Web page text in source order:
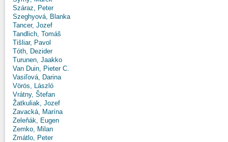
Száraz, Peter
Szeghyová, Blanka
Tancer, Jozef
Tandlich, Tomáš
Tišliar, Pavol
Tóth, Dezider
Turunen, Jaakko
Van Duin, Pieter C.
Vasiľová, Darina
Vörös, László
Vrátny, Štefan
Žatkuliak, Jozef
Zavacká, Marína
Zeleňák, Eugen
Zemko, Milan
Zmátlo, Peter